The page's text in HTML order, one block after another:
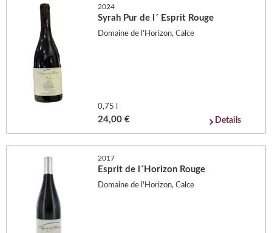
2024
Syrah Pur de l´ Esprit Rouge
Domaine de l'Horizon, Calce
0,75 l
24,00 € Details
2017
Esprit de l´Horizon Rouge
Domaine de l'Horizon, Calce